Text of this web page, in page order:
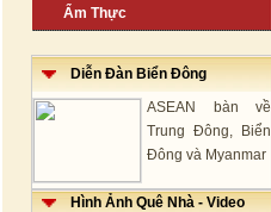
Ẩm Thực
Diễn Đàn Biển Đông
ASEAN bàn về
Trung Đông, Biển
Đông và Myanmar
Hình Ảnh Quê Nhà - Video